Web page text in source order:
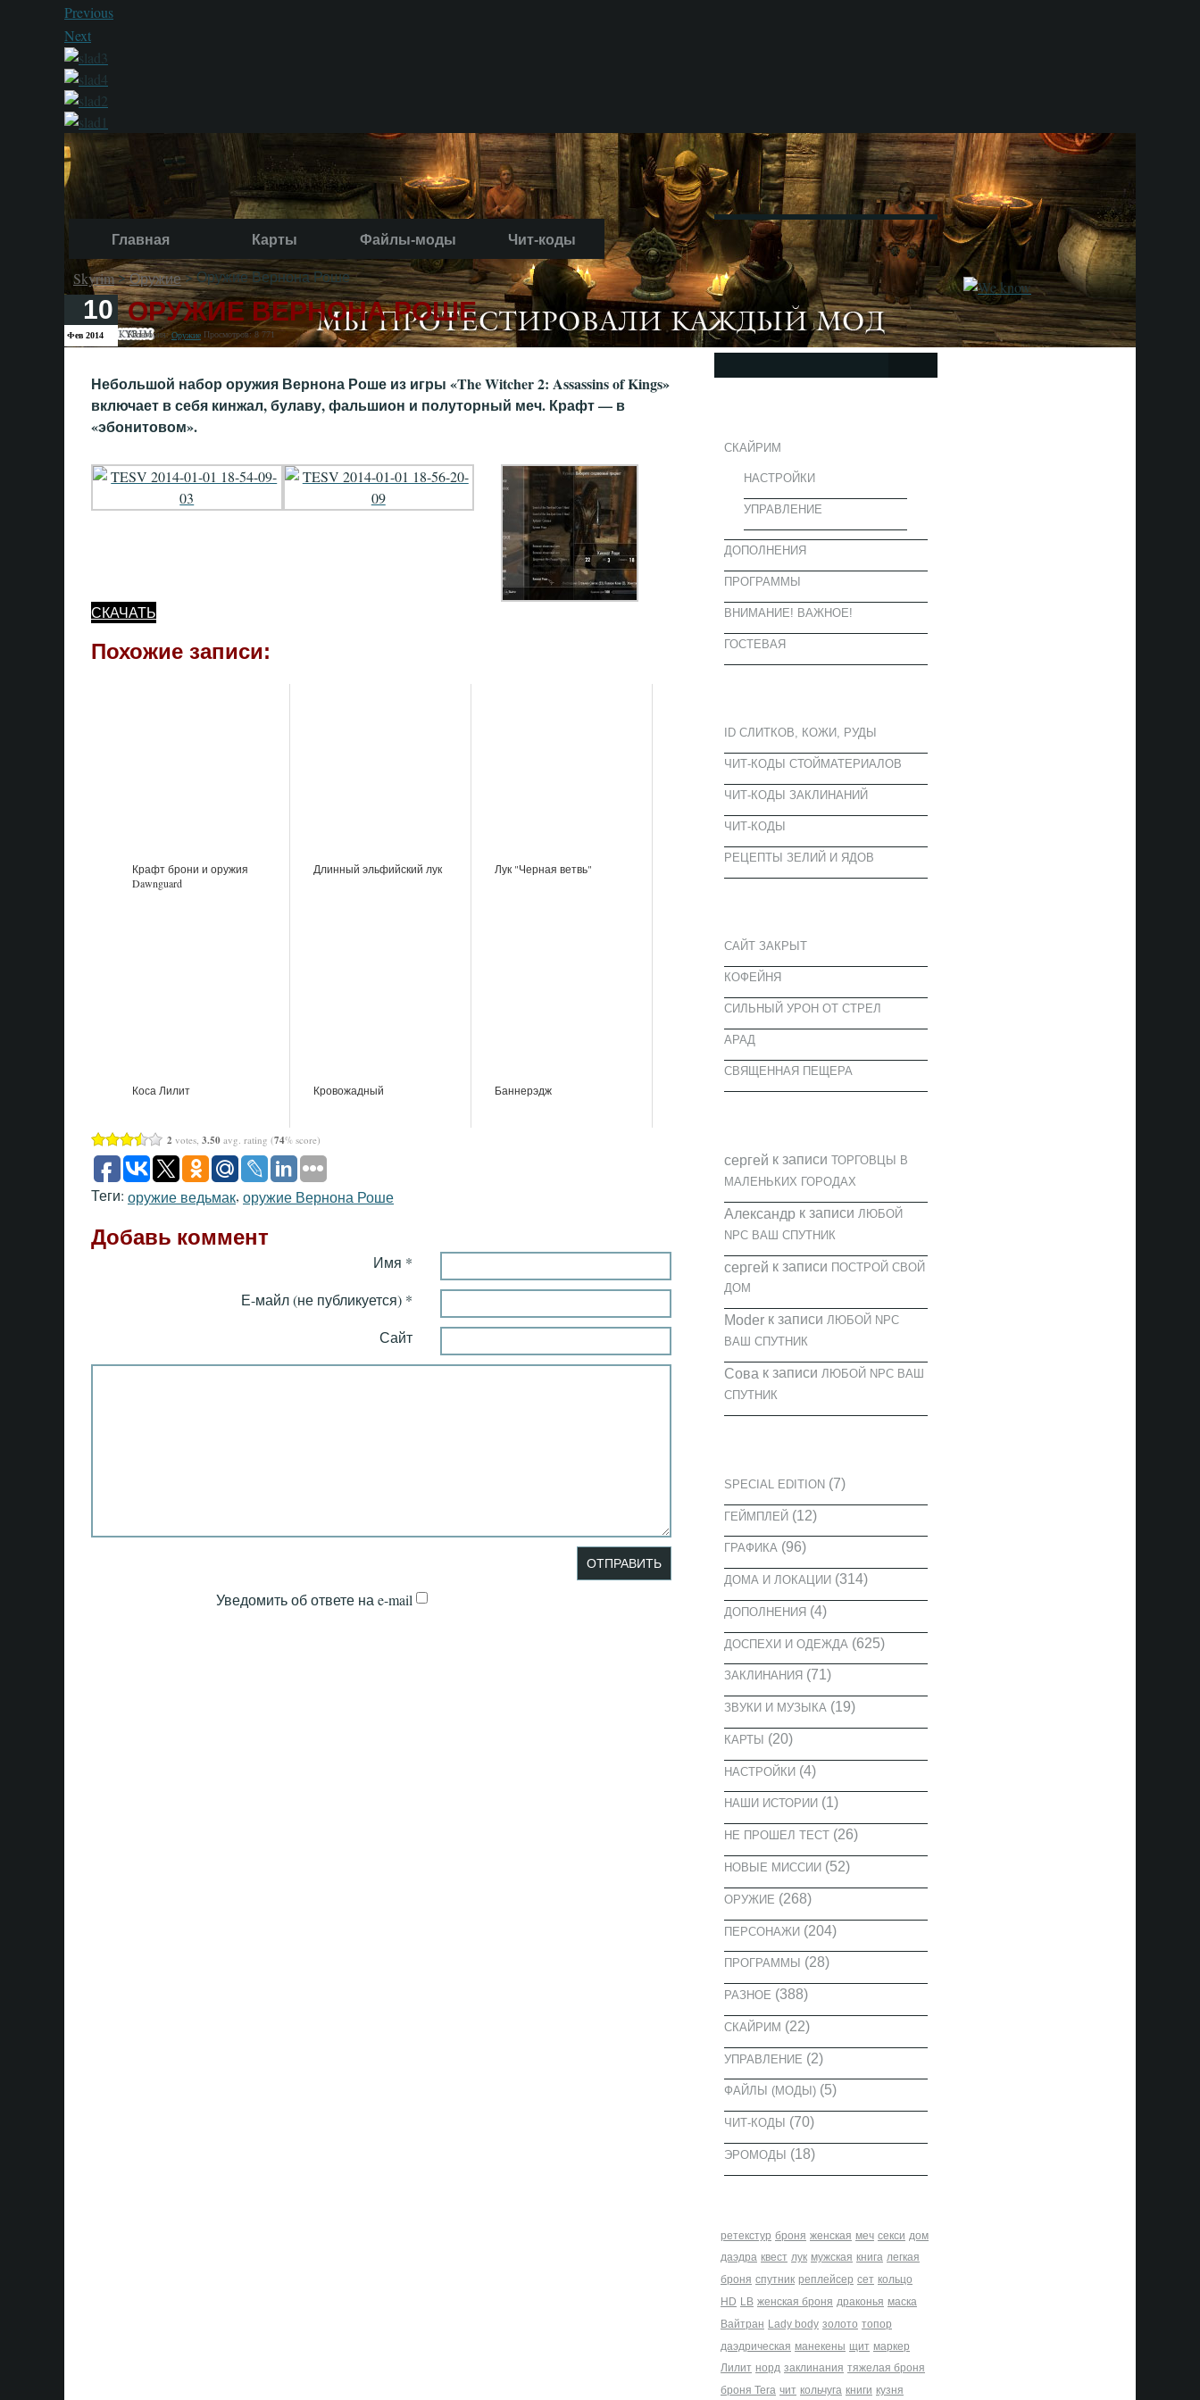
Previous
Next
Главная Карты Файлы-моды Чит-коды
Skyrim>Оружие> Оружие Вернона Роше
10
Фев 2014
ОРУЖИЕ ВЕРНОНА РОШЕ
Категория:Оружие Просмотров: 8 771
Небольшой набор оружия Вернона Роше из игры «The Witcher 2: Assassins of Kings»
включает в себя кинжал, булаву, фальшион и полуторный меч. Крафт — в
«эбонитовом».
СКАЧАТЬ
Похожие записи:
Крафт брони и оружия
Dawnguard
Длинный эльфийский лук Лук "Черная ветвь"
Коса Лилит Кровожадный Баннерэдж
2 votes, 3.50 avg. rating (74% score)
Теги: оружие ведьмак, оружие Вернона Роше
Добавь коммент
Имя *
Е-майл (не публикуется) *
Сайт
Уведомить об ответе на e-mail
СКАЙРИМ
НАСТРОЙКИ
УПРАВЛЕНИЕ
ДОПОЛНЕНИЯ
ПРОГРАММЫ
ВНИМАНИЕ! ВАЖНОЕ!
ГОСТЕВАЯ
ID СЛИТКОВ, КОЖИ, РУДЫ
ЧИТ-КОДЫ СТОЙМАТЕРИАЛОВ
ЧИТ-КОДЫ ЗАКЛИНАНИЙ
ЧИТ-КОДЫ
РЕЦЕПТЫ ЗЕЛИЙ И ЯДОВ
САЙТ ЗАКРЫТ
КОФЕЙНЯ
CИЛЬНЫЙ УРОН ОТ СТРЕЛ
АРАД
СВЯЩЕННАЯ ПЕЩЕРА
cергей к записи ТОРГОВЦЫ В
МАЛЕНЬКИХ ГОРОДАХ
Александрк записи ЛЮБОЙ
NPC ВАШ СПУТНИК
cергей к записи ПОСТРОЙ СВОЙ
ДОМ
Moderк записи ЛЮБОЙ NPC
ВАШ СПУТНИК
Сова к записи ЛЮБОЙ NPC ВАШ
СПУТНИК
SPECIAL EDITION(7)
ГЕЙМПЛЕЙ(12)
ГРАФИКА (96)
ДОМА И ЛОКАЦИИ(314)
ДОПОЛНЕНИЯ(4)
ДОСПЕХИ И ОДЕЖДА (625)
ЗАКЛИНАНИЯ(71)
ЗВУКИ И МУЗЫКА (19)
КАРТЫ (20)
НАСТРОЙКИ(4)
НАШИ ИСТОРИИ(1)
НЕ ПРОШЕЛ ТЕСТ(26)
НОВЫЕ МИССИИ(52)
ОРУЖИЕ (268)
ПЕРСОНАЖИ(204)
ПРОГРАММЫ (28)
РАЗНОЕ (388)
СКАЙРИМ (22)
УПРАВЛЕНИЕ (2)
ФАЙЛЫ (МОДЫ)(5)
ЧИТ-КОДЫ (70)
ЭРОМОДЫ (18)
ретекстур броня женская меч секси дом
даэдра квест лук мужская книга легкая
броня спутник реплейсер сет кольцо
HD LB женская броня драконья маска
Вайтран Lady body золото топор
даэдрическая манекены щит маркер
Лилит норд заклинания тяжелая броня
броня Tera чит кольчуга книги кузня